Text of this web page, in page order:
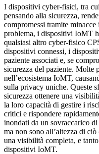
I dispositivi cyber-fisici, tra
pensando alla sicurezza,
compromessi tramite
problema, i dispositivi IoMT
qualsiasi altro cyber-fisico
dispositivi connessi, i
paziente associati e, se
sicurezza del paziente. Molte
nell’ecosistema IoMT,
sulla privacy uniche. Queste
sicurezza ottenere una
la loro capacità di gestire i
critici e rispondere
inondati da un sovraccarico
ma non sono all’altezza di
una visibilità completa, e
dispositivi IoMT.